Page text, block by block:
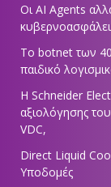
Οι AI Agents
Το botnet των
παιδικό
Η Schneider
αξιολόγησης
VDC,
Direct Liquid
Υποδομές